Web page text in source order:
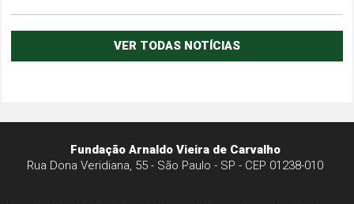
VER TODAS NOTÍCIAS
Fundação Arnaldo Vieira de Carvalho
Rua Dona Veridiana, 55 - São Paulo - SP - CEP 01238-010